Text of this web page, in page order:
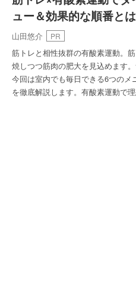
ュー＆効果的な順番と
山田悠介 PR
筋トレと相性抜群の有酸素運動。
焼しつつ筋肉の肥大を見込めます
今回は室内でも毎日できる6つの
を徹底解説します。有酸素運動で